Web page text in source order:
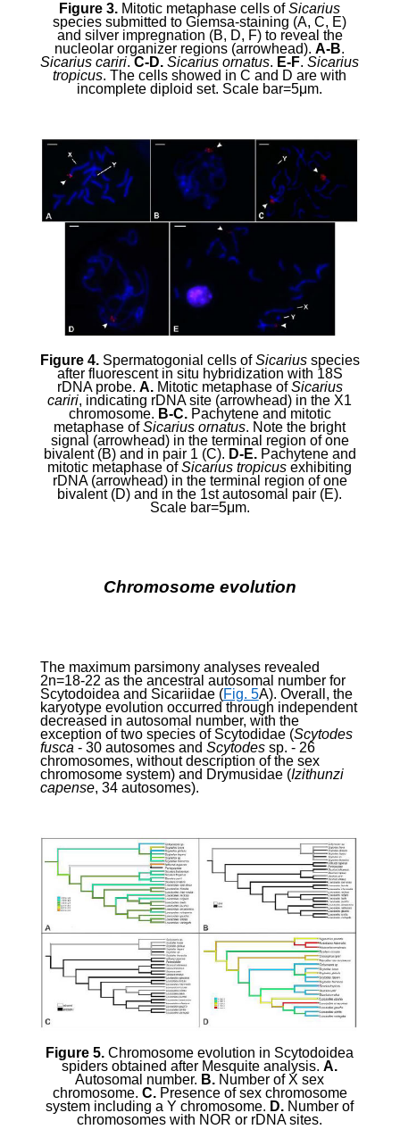
Figure 3. Mitotic metaphase cells ofSicarius
species submitted to Giemsa-staining (A, C, E)
and silver impregnation (B, D, F) to reveal the
nucleolar organizer regions (arrowhead).A-B.
Sicarius cariri.C-D.Sicarius ornatus. E-F.Sicarius
tropicus.The cells showed in C and D are with
incomplete diploid set. Scale bar=5μm.
Figure 4. Spermatogonial cells ofSicarius species
after fluorescent in situ hybridization with 18S
rDNA probe. A. Mitotic metaphase ofSicarius
cariri, indicating rDNA site (arrowhead) in the X1
chromosome. B-C. Pachytene and mitotic
metaphase ofSicarius ornatus. Note the bright
signal (arrowhead) in the terminal region of one
bivalent (B) and in pair 1 (C). D-E. Pachytene and
mitotic metaphase ofSicarius tropicusexhibiting
rDNA (arrowhead) in the terminal region of one
bivalent (D) and in the 1st autosomal pair (E).
Scale bar=5μm.
Chromosome evolution
The maximum parsimony analyses revealed
2n=18-22 as the ancestral autosomal number for
Scytodoidea and Sicariidae (Fig. 5A). Overall, the
karyotype evolution occurred through independent
decreased in autosomal number, with the
exception of two species of Scytodidae (Scytodes
fusca - 30 autosomes and Scytodes sp. - 26
chromosomes, without description of the sex
chromosome system) and Drymusidae (Izithunzi
capense, 34 autosomes).
Figure 5.Chromosome evolution in Scytodoidea
spiders obtained after Mesquite analysis.A.
Autosomal number. B. Number of X sex
chromosome. C. Presence of sex chromosome
system including a Y chromosome. D. Number of
chromosomes with NOR or rDNA sites.